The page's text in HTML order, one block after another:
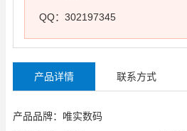
QQ：302197345
产品详情 联系方式
产品品牌：唯实数码